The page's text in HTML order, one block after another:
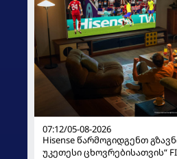
07:12/05-08-2026
Hisense წარმოგიდგენთ
უკეთესი ცხოვრებისათვის“